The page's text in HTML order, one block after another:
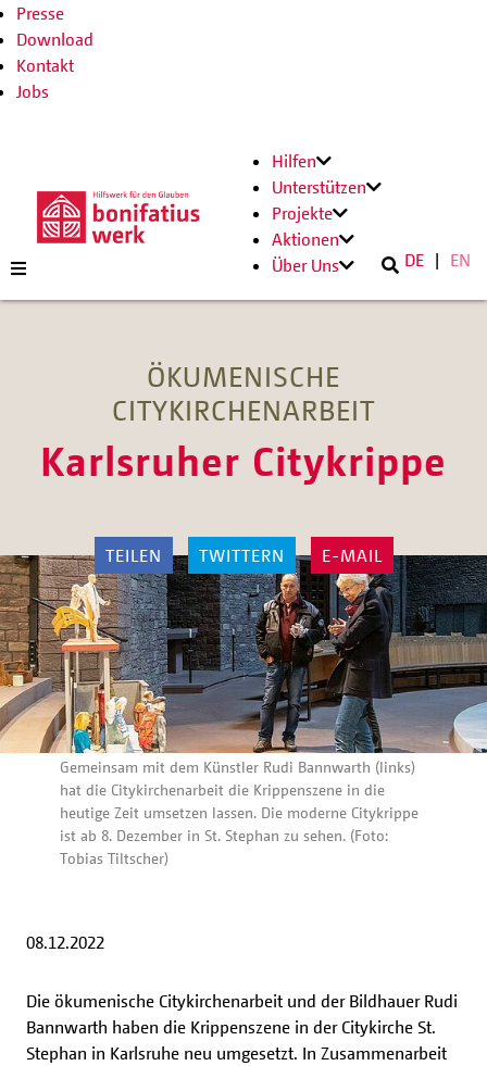
Presse
Download
Kontakt
Jobs
Hilfen
Unterstützen
Projekte
Aktionen
Über Uns
DE EN
ÖKUMENISCHE
CITYKIRCHENARBEIT
Karlsruher Citykrippe
TEILEN TWITTERN E-MAIL
Gemeinsam mit dem Künstler Rudi Bannwarth (links)
hat die Citykirchenarbeit die Krippenszene in die
heutige Zeit umsetzen lassen. Die moderne Citykrippe
ist ab 8. Dezember in St. Stephan zu sehen. (Foto:
Tobias Tiltscher)
08.12.2022
Die ökumenische Citykirchenarbeit und der Bildhauer Rudi
Bannwarth haben die Krippenszene in der Citykirche St.
Stephan in Karlsruhe neu umgesetzt. In Zusammenarbeit